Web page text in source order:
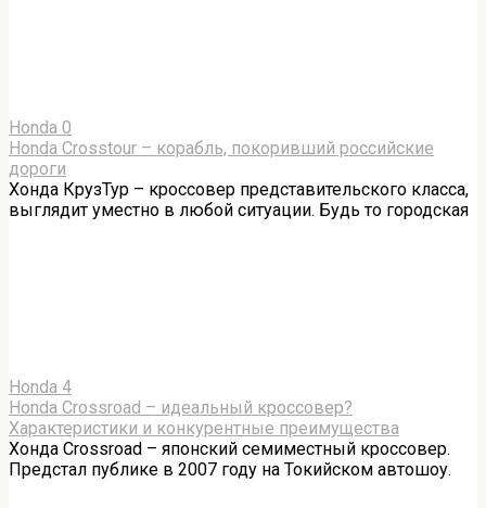
Honda 0
Honda Crosstour – корабль, покоривший российские
дороги
Хонда КрузТур – кроссовер представительского класса,
выглядит уместно в любой ситуации. Будь то городская
Honda 4
Honda Crossroad – идеальный кроссовер?
Характеристики и конкурентные преимущества
Хонда Crossroad – японский семиместный кроссовер.
Предстал публике в 2007 году на Токийском автошоу.